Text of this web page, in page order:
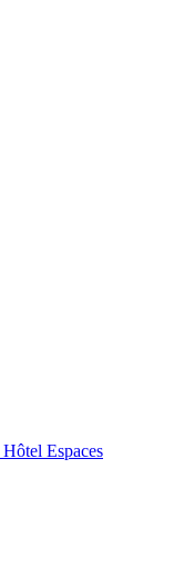
Hôtel Espaces